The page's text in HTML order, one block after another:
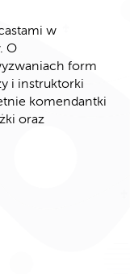
w
O
form
i instruktorki
komendantki
oraz